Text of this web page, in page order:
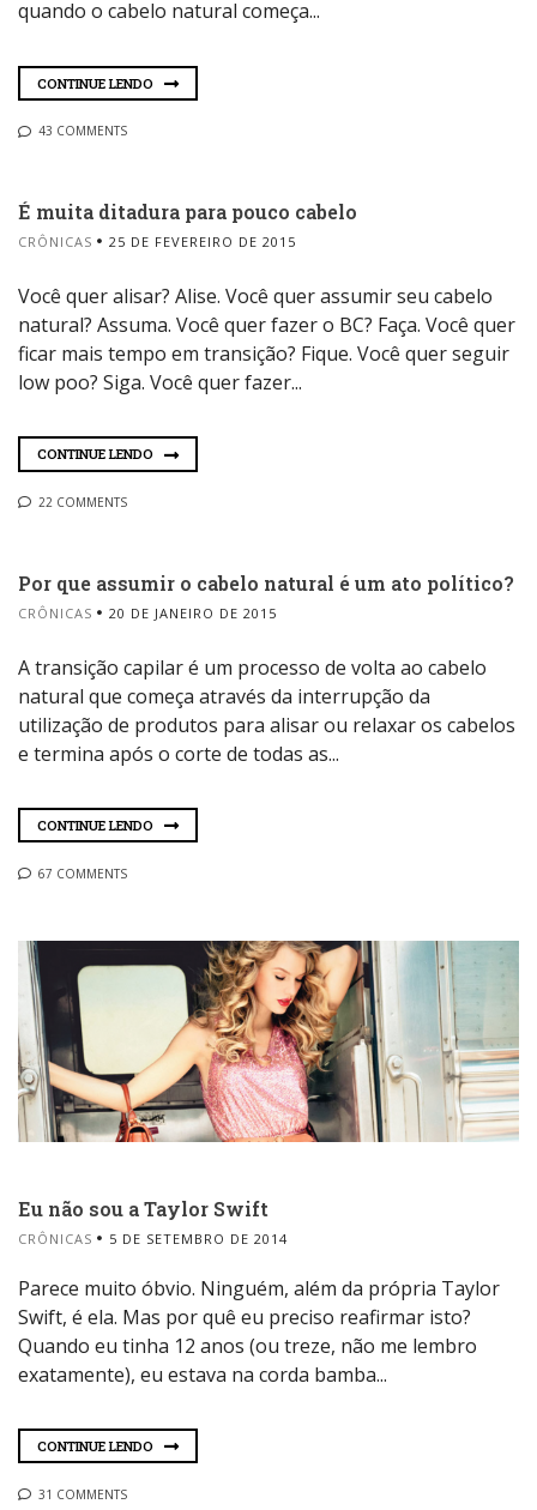
quando o cabelo natural começa...
CONTINUE LENDO
43 COMMENTS
É muita ditadura para pouco cabelo
CRÔNICAS 25 DE FEVEREIRO DE 2015
Você quer alisar? Alise. Você quer assumir seu cabelo
natural? Assuma. Você quer fazer o BC? Faça. Você quer
ficar mais tempo em transição? Fique. Você quer seguir
low poo? Siga. Você quer fazer...
CONTINUE LENDO
22 COMMENTS
Por que assumir o cabelo natural é um ato político?
CRÔNICAS 20 DE JANEIRO DE 2015
A transição capilar é um processo de volta ao cabelo
natural que começa através da interrupção da
utilização de produtos para alisar ou relaxar os cabelos
e termina após o corte de todas as...
CONTINUE LENDO
67 COMMENTS
Eu não sou a Taylor Swift
CRÔNICAS 5 DE SETEMBRO DE 2014
Parece muito óbvio. Ninguém, além da própria Taylor
Swift, é ela. Mas por quê eu preciso reafirmar isto?
Quando eu tinha 12 anos (ou treze, não me lembro
exatamente), eu estava na corda bamba...
CONTINUE LENDO
31 COMMENTS